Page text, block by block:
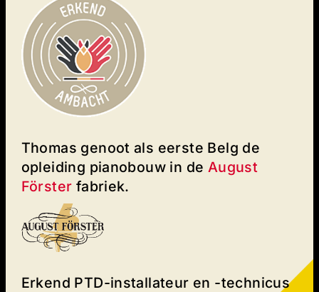
Thomas genoot als eerste Belg de
opleiding pianobouw in de August
Förster fabriek.
Erkend PTD-installateur en -technicus